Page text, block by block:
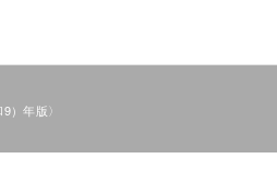
）年版〉